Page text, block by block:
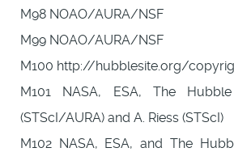
M98 NOAO/AURA/NSF
M99 NOAO/AURA/NSF
M100 http://hubblesite.org/
M101 NASA, ESA, The
(STScI/AURA) and A. Riess (STScI)
M102 NASA, ESA, and The